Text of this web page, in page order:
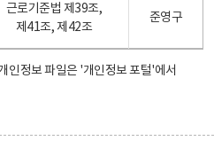
근로기준법 제39조,
제41조, 제42조
준영구
인정보 파일은 '개인정보 포털'에서